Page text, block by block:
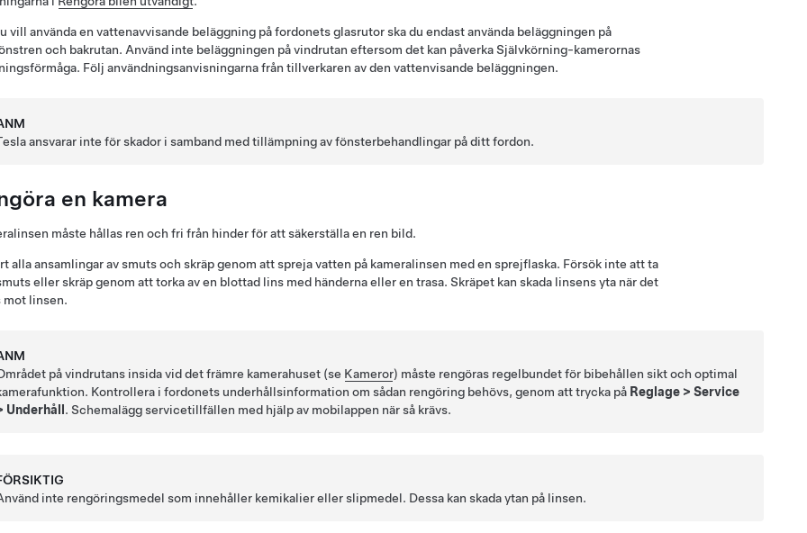
vill använda en vattenavvisande beläggning på fordonets glasrutor ska du endast använda beläggningen på
och bakrutan. Använd inte beläggningen på vindrutan eftersom det kan påverkaSjälvkörning-kamerornas
Följ användningsanvisningarna från tillverkaren av den vattenvisande beläggningen.
ansvarar inte för skador i samband med tillämpning av fönsterbehandlingar på ditt fordon.
en kamera
måste hållas ren och fri från hinder för att säkerställa en ren bild.
alla ansamlingar av smuts och skräp genom att spreja vatten på kameralinsen med en sprejflaska. Försök inte att ta
eller skräp genom att torka av en blottad lins med händerna eller en trasa. Skräpet kan skada linsens yta när det
mot linsen.
på vindrutans insida vid det främre kamerahuset (se Kameror) måste rengöras regelbundet för bibehållen sikt och optimal
Kontrollera i fordonets underhållsinformation om sådan rengöring behövs, genom att trycka på Reglage >Service
Underhåll . Schemalägg servicetillfällen med hjälp av mobilappen när så krävs.
inte rengöringsmedel som innehåller kemikalier eller slipmedel. Dessa kan skada ytan på linsen.